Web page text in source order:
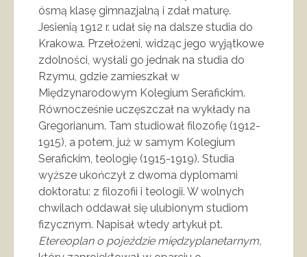
ósmą klasę gimnazjalną i zdał maturę.
Jesienią 1912 r. udał się na dalsze studia do
Krakowa. Przełożeni, widząc jego wyjątkowe
zdolności, wysłali go jednak na studia do
Rzymu, gdzie zamieszkał w
Międzynarodowym Kolegium Serafickim.
Równocześnie uczęszczał na wykłady na
Gregorianum. Tam studiował filozofię (1912-
1915), a potem, już w samym Kolegium
Serafickim, teologię (1915-1919). Studia
wyższe ukończył z dwoma dyplomami
doktoratu: z filozofii i teologii. W wolnych
chwilach oddawał się ulubionym studiom
fizycznym. Napisał wtedy artykuł pt.
Etereoplan o pojeździe międzyplanetarnym,